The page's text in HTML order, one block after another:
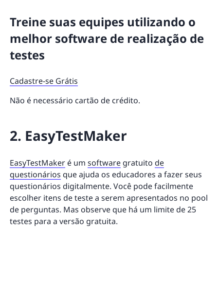
Treine suas equipes utilizando o
melhor software de realização de
testes
Cadastre-se Grátis
Não é necessário cartão de crédito.
2. EasyTestMaker
EasyTestMaker é um software gratuito de
questionários que ajuda os educadores a fazer seus
questionários digitalmente. Você pode facilmente
escolher itens de teste a serem apresentados no pool
de perguntas. Mas observe que há um limite de 25
testes para a versão gratuita.